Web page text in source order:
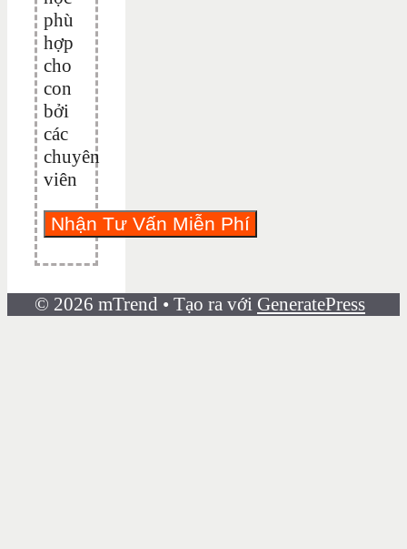
phù
hợp
cho
con
bởi
các
chuyên
viên
© 2026 mTrend • Tạo ra với GeneratePress